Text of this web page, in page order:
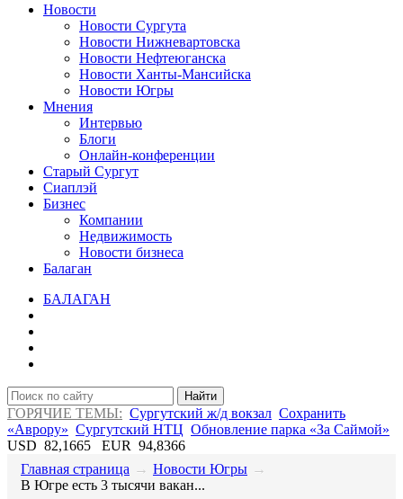
Новости
Новости Сургута
Новости Нижневартовска
Новости Нефтеюганска
Новости Ханты-Мансийска
Новости Югры
Мнения
Интервью
Блоги
Онлайн-конференции
Старый Сургут
Сиаплэй
Бизнес
Компании
Недвижимость
Новости бизнеса
Балаган
БАЛАГАН
Найти
ГОРЯЧИЕ ТЕМЫ: Сургутский ж/д вокзал Сохранить
«Аврору» Сургутский НТЦ Обновление парка «За Саймой»
USD 82,1665 EUR 94,8366
Главная страница → Новости Югры →
В Югре есть 3 тысячи вакан...